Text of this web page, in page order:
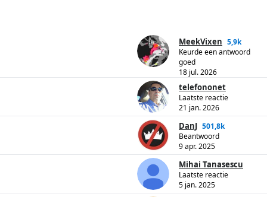
MeekVixen 5,9k
Keurde een antwoord
goed
18 jul. 2026
telefononet
Laatste reactie
21 jan. 2026
DanJ 501,8k
Beantwoord
9 apr. 2025
Mihai Tanasescu
Laatste reactie
5 jan. 2025